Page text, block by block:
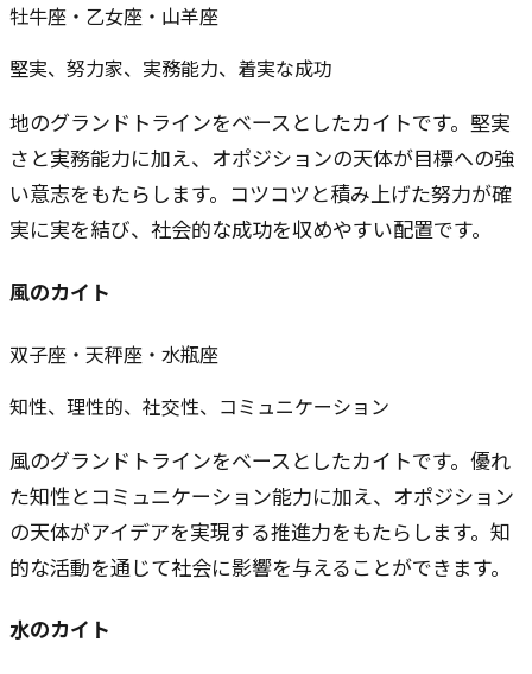
牡牛座・乙女座・山羊座
堅実、努力家、実務能力、着実な成功
地のグランドトラインをベースとしたカイトです。堅実
さと実務能力に加え、オポジションの天体が目標への強
い意志をもたらします。コツコツと積み上げた努力が確
実に実を結び、社会的な成功を収めやすい配置です。
風のカイト
双子座・天秤座・水瓶座
知性、理性的、社交性、コミュニケーション
風のグランドトラインをベースとしたカイトです。優れ
た知性とコミュニケーション能力に加え、オポジション
の天体がアイデアを実現する推進力をもたらします。知
的な活動を通じて社会に影響を与えることができます。
水のカイト